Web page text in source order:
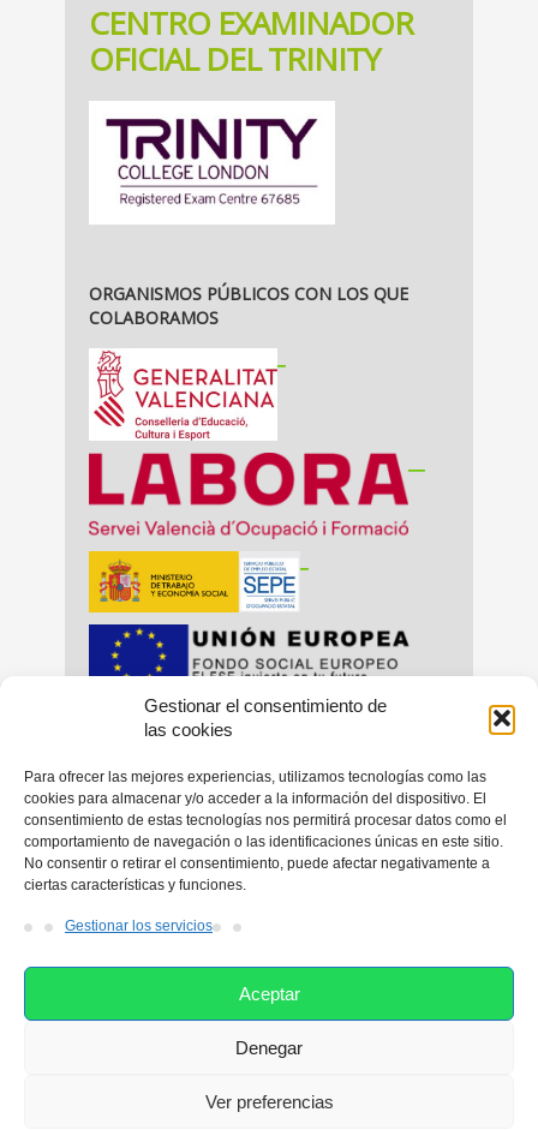
Gestionar el consentimiento de
las cookies
Para ofrecer las mejores experiencias, utilizamos tecnologías como las
cookies para almacenar y/o acceder a la información del dispositivo. El
consentimiento de estas tecnologías nos permitirá procesar datos como el
comportamiento de navegación o las identificaciones únicas en este sitio.
No consentir o retirar el consentimiento, puede afectar negativamente a
ciertas características y funciones.
Gestionar los servicios
Aceptar
Denegar
Ver preferencias
CENTRO EXAMINADOR
OFICIAL DEL TRINITY
ORGANISMOS PÚBLICOS CON LOS QUE
COLABORAMOS
_ _
_
por el sitio web. Si continúa navegando consideramos que está
de acuerdo con su uso. Si desea ampliar más información